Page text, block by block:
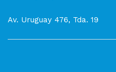
Av. Uruguay 476, Tda. 19